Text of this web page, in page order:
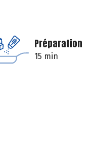
Préparation
15 min